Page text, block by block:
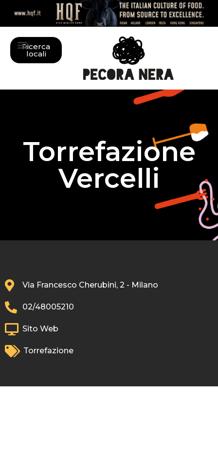
Ricerca
locali
Torrefazione
Vercelli
Via Francesco Cherubini, 2 - Milano
02/48005210
Sito Web
Torrefazione